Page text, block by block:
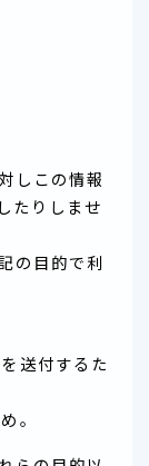
しこの情報
たりしませ
の目的で利
送付するた
。